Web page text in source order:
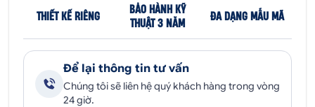
THIẾT KẾ RIÊNG
BẢO HÀNH KỸ
THUẬT 3 NĂM
ĐA DẠNG MẪU MÃ
Để lại thông tin tư vấn
Chúng tôi sẽ liên hệ quý khách hàng trong vòng
24 giờ.